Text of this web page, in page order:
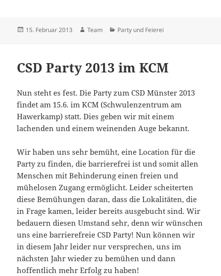
Veröffentlicht
15. Februar 2013 Autor
Team Kategorien
Party und Feierei
CSD Party 2013 im KCM
Nun steht es fest. Die Party zum CSD Münster 2013
findet am 15.6. im KCM (Schwulenzentrum am
Hawerkamp) statt. Dies geben wir mit einem
lachenden und einem weinenden Auge bekannt.
Wir haben uns sehr bemüht, eine Location für die
Party zu finden, die barrierefrei ist und somit allen
Menschen mit Behinderung einen freien und
mühelosen Zugang ermöglicht. Leider scheiterten
diese Bemühungen daran, dass die Lokalitäten, die
in Frage kamen, leider bereits ausgebucht sind. Wir
bedauern diesen Umstand sehr, denn wir wünschen
uns eine barrierefreie CSD Party! Nun können wir
in diesem Jahr leider nur versprechen, uns im
nächsten Jahr wieder zu bemühen und dann
hoffentlich mehr Erfolg zu haben!